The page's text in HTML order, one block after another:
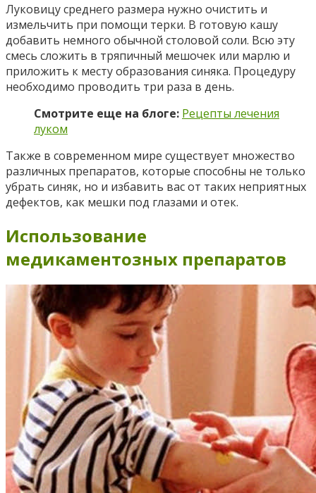
Луковицу среднего размера нужно очистить и
измельчить при помощи терки. В готовую кашу
добавить немного обычной столовой соли. Всю эту
смесь сложить в тряпичный мешочек или марлю и
приложить к месту образования синяка. Процедуру
необходимо проводить три раза в день.
Смотрите еще на блоге: Рецепты лечения
луком
Также в современном мире существует множество
различных препаратов, которые способны не только
убрать синяк, но и избавить вас от таких неприятных
дефектов, как мешки под глазами и отек.
Использование
медикаментозных препаратов